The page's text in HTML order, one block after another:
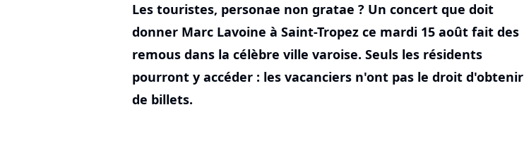
Les touristes, personae non gratae ? Un concert que doit
donner Marc Lavoine à Saint-Tropez ce mardi 15 août fait des
remous dans la célèbre ville varoise. Seuls les résidents
pourront y accéder : les vacanciers n'ont pas le droit d'obtenir
de billets.